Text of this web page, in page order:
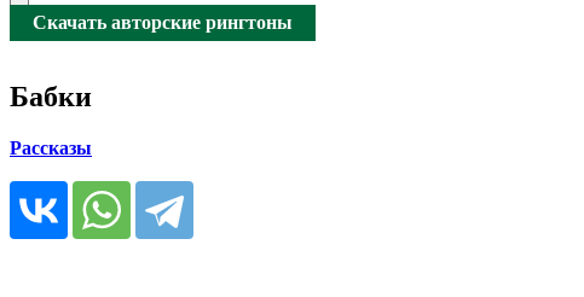
Скачать авторские рингтоны
Бабки
Рассказы